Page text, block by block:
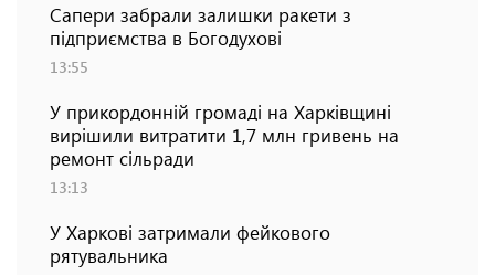
Сапери забрали залишки ракети з
підприємства в Богодухові
13:55
У прикордонній громаді на Харківщині
вирішили витратити 1,7 млн гривень на
ремонт сільради
13:13
У Харкові затримали фейкового
рятувальника